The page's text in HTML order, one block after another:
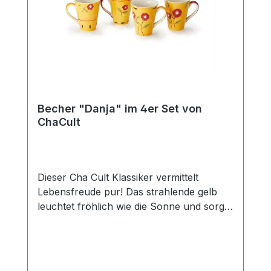
erhalten Sie so das perfekte Set für den
gedeckten Tisch und eine gemütliche Tea
Becher "Danja" im 4er Set von
ChaCult
Dieser Cha Cult Klassiker vermittelt
Lebensfreude pur! Das strahlende gelb
leuchtet fröhlich wie die Sonne und sorgt